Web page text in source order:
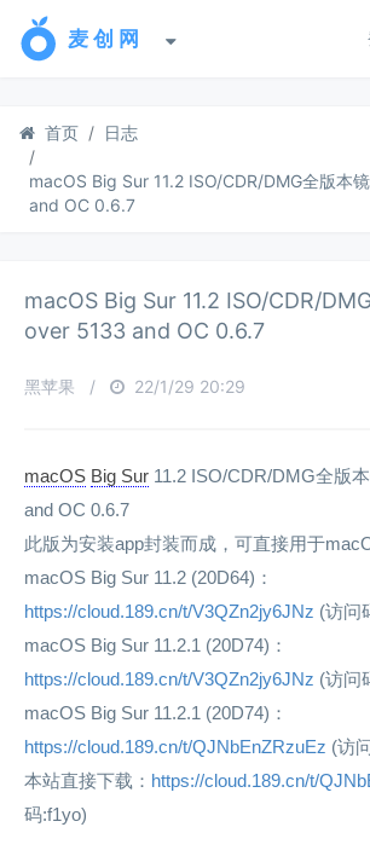
首页 日志
macOS Big Sur 11.2 ISO/CDR/DMG全版本
and OC 0.6.7
macOS Big Sur 11.2 ISO/CDR/
over 5133 and OC 0.6.7
黑苹果 / 22/1/29 20:29
macOS Big Sur 11.2 ISO/CDR/DMG全版
and OC 0.6.7
此版为安装app封装而成，可直接用于
macOS Big Sur 11.2 (20D64)：
https://cloud.189.cn/t/V3QZn2jy6JNz (访问
macOS Big Sur 11.2.1 (20D74)：
https://cloud.189.cn/t/V3QZn2jy6JNz (访问
macOS Big Sur 11.2.1 (20D74)：
https://cloud.189.cn/t/QJNbEnZRzuEz (访
本站直接下载： https://cloud.189.cn/t/
码:f1yo)